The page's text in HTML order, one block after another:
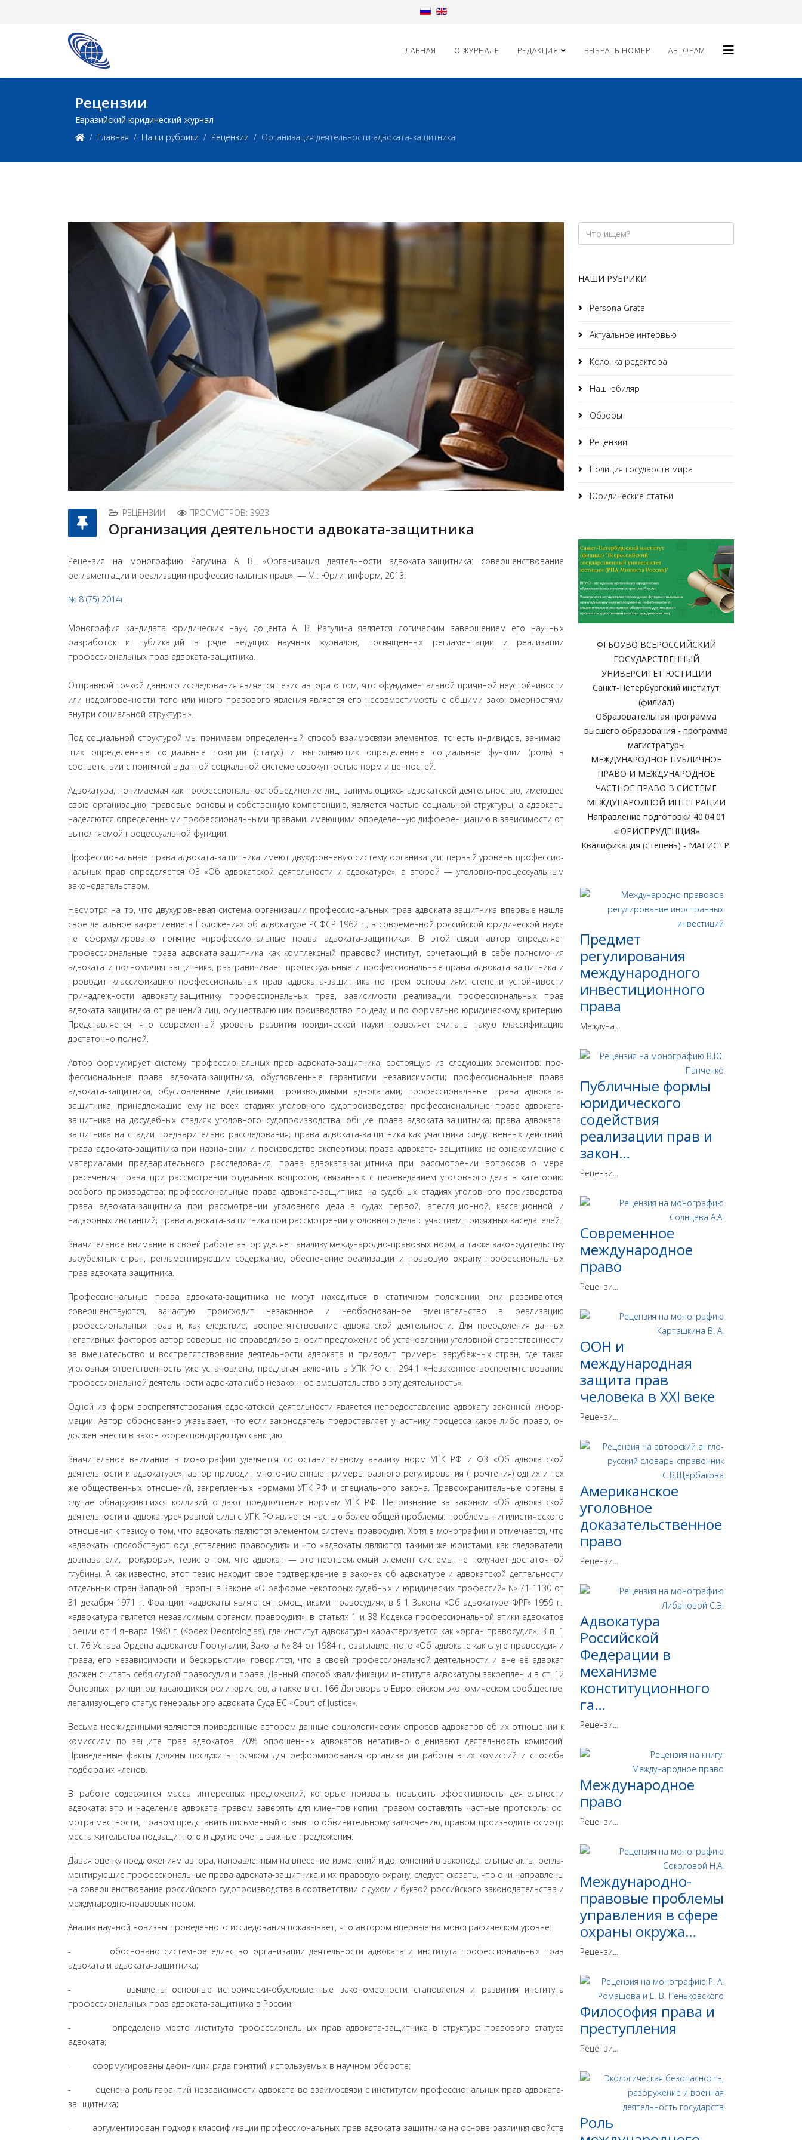
ГЛАВНАЯ О ЖУРНАЛЕ РЕДАКЦИЯ ВЫБРАТЬ НОМЕР АВТОРАМ
Рецензии
Евразийский юридический журнал
Главная
Наши рубрики Рецензии Организация деятельности адвоката-защитника
РЕЦЕНЗИИ ПРОСМОТРОВ: 3923
Организация деятельности адвоката-защитника
Рецензия на монографию Рагулина А. В. «Организация деятельности адвоката-защитника: совершенствование
регламентации и реализации профессиональных прав». — М.: Юрлитинформ, 2013.
№ 8 (75) 2014г.
Монография кандидата юридических наук, доцента А. В. Рагулина является логическим завершением его научных
разработок и публикаций в ряде ведущих научных журналов, посвященных регламентации и реализации
профессиональных прав адвоката-защитника.
Отправной точкой данного исследования является тезис автора о том, что «фундаментальной причиной неустойчивости
или недолговечности того или иного правового явления явля­ется его несовместимость с общими закономерностями
внутри социальной структуры».
Под социальной структурой мы понимаем определенный способ взаимосвязи элементов, то есть индивидов, занимаю­
щих определенные социальные позиции (статус) и выполняю­щих определенные социальные функции (роль) в
соответствии с принятой в данной социальной системе совокупностью норм и ценностей.
Адвокатура, понимаемая как профессиональное объедине­ние лиц, занимающихся адвокатской деятельностью, имеющее
свою организацию, правовые основы и собственную компе­тенцию, является частью социальной структуры, а адвокаты
наделяются определенными профессиональными правами, имеющими определенную дифференциацию в зависимости от
выполняемой процессуальной функции.
Профессиональные права адвоката-защитника имеют двух­уровневую систему организации: первый уровень профессио­
нальных прав определяется ФЗ «Об адвокатской деятельности и адвокатуре», а второй — уголовно-процессуальным
законо­дательством.
Несмотря на то, что двухуровневая система организации профессиональных прав адвоката-защитника впервые на­шла
свое легальное закрепление в Положениях об адвокатуре РСФСР 1962 г., в современной российской юридической науке
не сформулировано понятие «профессиональные права адвоката-защитника». В этой связи автор определяет
профессио­нальные права адвоката-защитника как комплексный правовой институт, сочетающий в себе полномочия
адвоката и полно­мочия защитника, разграничивает процессуальные и профес­сиональные права адвоката-защитника и
проводит классифи­кацию профессиональных прав адвоката-защитника по трем основаниям: степени устойчивости
принадлежности адвокату-защитнику профессиональных прав, зависимости реализа­ции профессиональных прав
адвоката-защитника от решений лиц, осуществляющих производство по делу, и по формально юридическому критерию.
Представляется, что современный уровень развития юридической науки позволяет считать такую классификацию
достаточно полной.
Автор формулирует систему профессиональных прав ад­воката-защитника, состоящую из следующих элементов: про­
фессиональные права адвоката-защитника, обусловленные гарантиями независимости; профессиональные права
адвока­та-защитника, обусловленные действиями, производимыми адвокатами; профессиональные права адвоката-
защитника, принадлежащие ему на всех стадиях уголовного судопроиз­водства; профессиональные права адвоката-
защитника на до­судебных стадиях уголовного судопроизводства; общие права адвоката-защитника; права адвоката-
защитника на стадии предварительно расследования; права адвоката-защитника как участника следственных действий;
права адвоката-защитника при назначении и производстве экспертизы; права адвоката- защитника на ознакомление с
материалами предварительного расследования; права адвоката-защитника при рассмотрении вопросов о мере
пресечения; права при рассмотрении отдель­ных вопросов, связанных с переведением уголовного дела в ка­тегорию
особого производства; профессиональные права адвоката-защитника на судебных стадиях уголовного производства;
права адвоката-защитника при рассмотрении уголовного дела в судах первой, апелляционной, кассационной и
надзорных инстанций; права адвоката-защитника при рассмотрении уго­ловного дела с участием присяжных заседателей.
Значительное внимание в своей работе автор уделяет ана­лизу международно-правовых норм, а также законодательству
зарубежных стран, регламентирующим содержание, обеспече­ние реализации и правовую охрану профессиональных
прав адвоката-защитника.
Профессиональные права адвоката-защитника не могут на­ходиться в статичном положении, они развиваются,
совершен­ствуются, зачастую происходит незаконное и необоснованное вмешательство в реализацию
профессиональных прав и, как следствие, воспрепятствование адвокатской деятельности. Для преодоления данных
негативных факторов автор совершенно справедливо вносит предложение об установлении уголовной ответственности
за вмешательство и воспрепятствование дея­тельности адвоката и приводит примеры зарубежных стран, где такая
уголовная ответственность уже установлена, предла­гая включить в УПК РФ ст. 294.1 «Незаконное воспрепятствова­ние
профессиональной деятельности адвоката либо незаконное вмешательство в эту деятельность».
Одной из форм воспрепятствования адвокатской деятель­ности является непредоставление адвокату законной инфор­
мации. Автор обоснованно указывает, что если законодатель предоставляет участнику процесса какое-либо право, он
дол­жен внести в закон корреспондирующую санкцию.
Значительное внимание в монографии уделяется сопо­ставительному анализу норм УПК РФ и ФЗ «Об адвокатской
деятельности и адвокатуре»; автор приводит многочисленные примеры разного регулирования (прочтения) одних и тех
же общественных отношений, закрепленных нормами УПК РФ и специального закона. Правоохранительные органы в
случае обнаружившихся коллизий отдают предпочтение нормам УПК РФ. Непризнание за законом «Об адвокатской
деятельности и адвокатуре» равной силы с УПК РФ является частью более общей проблемы: проблемы нигилистического
отношения к тезису о том, что адвокаты являются элементом системы правосудия. Хотя в монографии и отмечается, что
«адвокаты способствуют осуществлению правосудия» и что «адвокаты являются такими же юристами, как следователи,
дознаватели, прокуроры», тезис о том, что адвокат — это неотъемлемый элемент системы, не получает достаточной
глубины. А как известно, этот тезис находит свое подтверждение в законах об адвокатуре и адвокатской деятельности
отдельных стран Западной Европы: в Законе «О реформе некоторых судебных и юридических профессий» № 71-1130 от
31 декабря 1971 г. Франции: «адвокаты являются помощниками правосудия», в § 1 Закона «Об адвокатуре ФРГ» 1959 г.:
«адвокатура является независимым органом правосудия», в статьях 1 и 38 Кодекса профессиональной этики адвокатов
Греции от 4 января 1980 г. (Kodex Deontologias), где институт адвокатуры характеризуется как «орган правосудия». В п. 1
ст. 76 Устава Ордена адвокатов Португалии, Закона № 84 от 1984 г., озаглавленного «Об адво­кате как слуге правосудия и
права, его независимости и бес­корыстии», говорится, что в своей профессиональной деятель­ности и вне её адвокат
должен считать себя слугой правосудия и права. Данный способ квалификации института адвокатуры закреплен и в ст. 12
Основных принципов, касающихся роли юристов, а также в ст. 166 Договора о Европейском экономиче­ском сообществе,
легализующего статус генерального адвоката Суда ЕС «Court of Justice».
Весьма неожиданными являются приведенные автором данные социологических опросов адвокатов об их отношении к
комиссиям по защите прав адвокатов. 70% опрошенных адво­катов негативно оценивают деятельность комиссий.
Приведен­ные факты должны послужить толчком для реформирования организации работы этих комиссий и способа
подбора их членов.
В работе содержится масса интересных предложений, которые призваны повысить эффективность деятельности
адвоката: это и наделение адвоката правом заверять для клиентов копии, правом составлять частные протоколы ос­
мотра местности, правом представить письменный отзыв по обвинительному заключению, правом производить ос­мотр
места жительства подзащитного и другие очень важные предложения.
Давая оценку предложениям автора, направленным на вне­сение изменений и дополнений в законодательные акты, регла­
ментирующие профессиональные права адвоката-защитника и их правовую охрану, следует сказать, что они направлены
на совершенствование российского судопроизводства в соответ­ствии с духом и буквой российского законодательства и
между­народно-правовых норм.
Анализ научной новизны проведенного исследования по­казывает, что автором впервые на монографическом уровне:
- обосновано системное единство организации деятель­ности адвоката и института профессиональных прав
адвоката и адвоката-защитника;
- выявлены основные исторически-обусловленные законо­мерности становления и развития института
профессиональ­ных прав адвоката-защитника в России;
- определено место института профессиональных прав адвоката-защитника в структуре правового статуса
адвоката;
- сформулированы дефиниции ряда понятий, используе­мых в научном обороте;
- оценена роль гарантий независимости адвоката во вза­имосвязи с институтом профессиональных прав адвоката-
за- щитника;
- аргументирован подход к классификации профессио­нальных прав адвоката-защитника на основе различия свойств
НАШИ РУБРИКИ
Persona Grata
Актуальное интервью
Колонка редактора
Наш юбиляр
Обзоры
Рецензии
Полиция государств мира
Юридические статьи
ФГБОУВО ВСЕРОССИЙСКИЙ
ГОСУДАРСТВЕННЫЙ
УНИВЕРСИТЕТ ЮСТИЦИИ
Санкт-Петербургский институт
(филиал)
Образовательная программа
высшего образования - программа
магистратуры
МЕЖДУНАРОДНОЕ ПУБЛИЧНОЕ
ПРАВО И МЕЖДУНАРОДНОЕ
ЧАСТНОЕ ПРАВО В СИСТЕМЕ
МЕЖДУНАРОДНОЙ ИНТЕГРАЦИИ
Направление подготовки 40.04.01
«ЮРИСПРУДЕНЦИЯ»
Квалификация (степень) - МАГИСТР.
Предмет
регулирования
международного
инвестиционного
права
Междуна...
Публичные формы
юридического
содействия
реализации прав и
закон…
Рецензи...
Современное
международное
право
Рецензи...
ООН и
международная
защита прав
человека в ХХI веке
Рецензи...
Американское
уголовное
доказательственное
право
Рецензи...
Адвокатура
Российской
Федерации в
механизме
конституционного
га…
Рецензи...
Международное
право
Рецензи...
Международно-
правовые проблемы
управления в сфере
охраны окружа…
Рецензи...
Философия права и
преступления
Рецензи...
Роль